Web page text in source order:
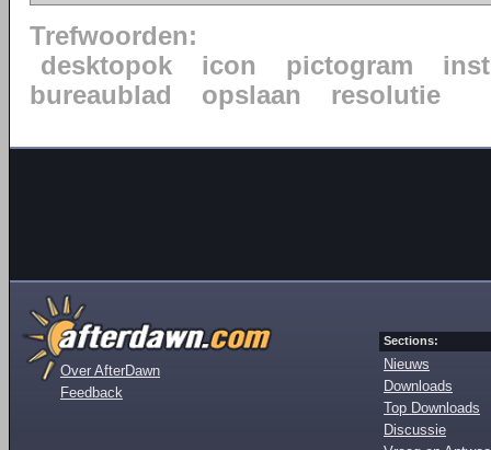
Trefwoorden:
desktopok
icon pictogram
bureaublad
opslaan resolutie
Over AfterDawn
Feedback
Sections:
Nieuws
Downloads
Top Downloads
Discussie